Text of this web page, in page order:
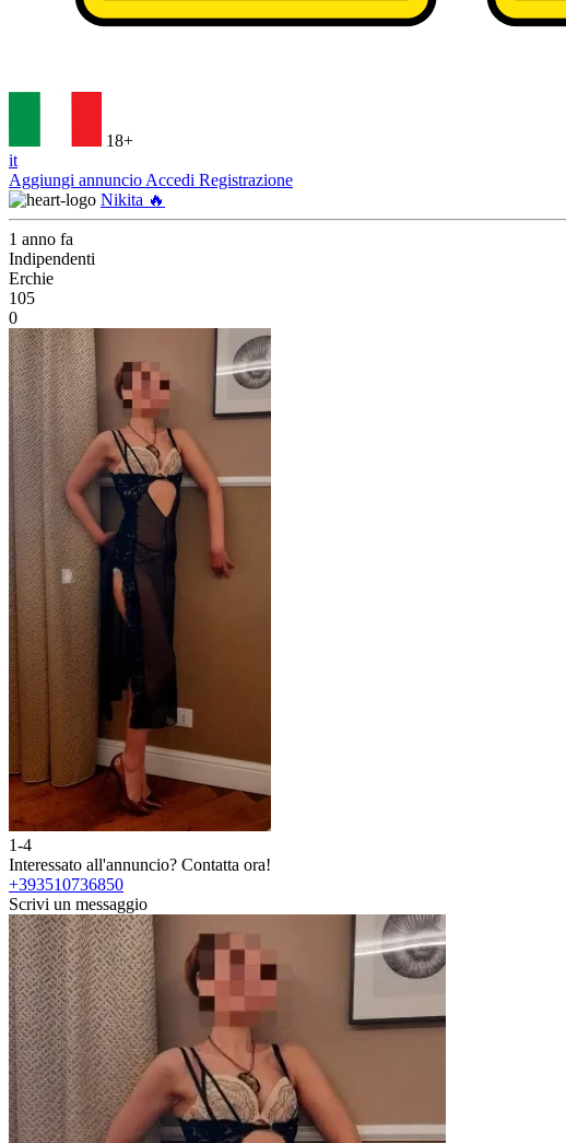
18+
it
Aggiungi annuncio Accedi Registrazione
Nikita 🔥
1 anno fa
Indipendenti
Erchie
105
0
1-4
Interessato all'annuncio? Contatta ora!
+393510736850
Scrivi un messaggio